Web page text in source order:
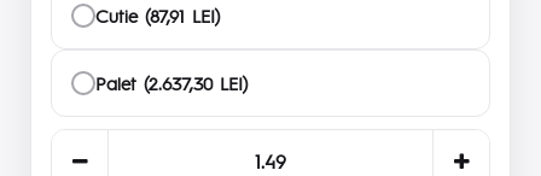
Cutie (87,91 LEI)
Palet (2.637,30 LEI)